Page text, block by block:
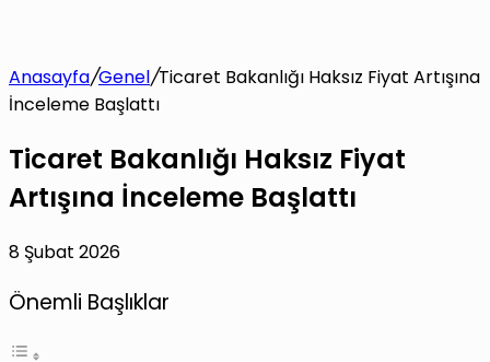
Anasayfa/Genel/Ticaret Bakanlığı Haksız Fiyat Artışına
İnceleme Başlattı
Ticaret Bakanlığı Haksız Fiyat
Artışına İnceleme Başlattı
8 Şubat 2026
Önemli Başlıklar